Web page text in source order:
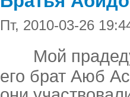
Пт, 2010-03-26
Мой
его брат Аюб